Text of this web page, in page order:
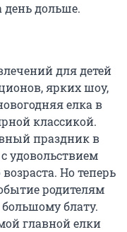
день дольше.
для детей
ярких шоу,
елка в
классикой.
праздник в
удовольствием
Но теперь
родителям
блату.
главной елки